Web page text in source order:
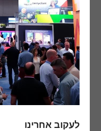
לעקוב אחרינו